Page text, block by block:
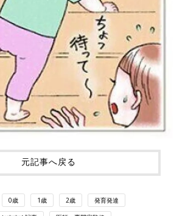
元記事へ戻る
0歳 1歳 2歳 発育発達